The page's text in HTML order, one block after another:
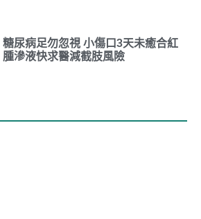
糖尿病足勿忽視 小傷口3天未癒合紅
腫滲液快求醫減截肢風險